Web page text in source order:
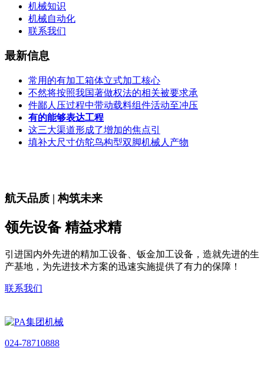
机械知识
机械自动化
联系我们
最新信息
常用的有加工箱体立式加工核心
不然将按照我国著做权法的相关被要求承
件鄙人压过程中带动载料组件活动至冲压
有的能够表达工程
这三大渠道形成了增加的焦点引
填补大尺寸仿鸵鸟构型双脚机械人产物
航天品质 | 构筑未来
领先设备 精益求精
引进国内外先进的精加工设备、钣金加工设备，造就先进的生
产基地，为先进技术方案的迅速实施提供了有力的保障！
联系我们
024-78710888